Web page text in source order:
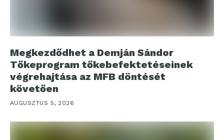
Megkezdődhet a Demján Sándor
Tőkeprogram tőkebefektetéseinek
végrehajtása az MFB döntését
követően
AUGUSZTUS 5, 2026